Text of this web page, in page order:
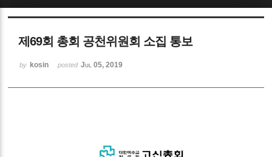
제69회 총회 공천위원회 소집 통보
by kosin posted Jul 05, 2019
Sketchbook5, 스케치북5
Sketchbook5, 스케치북5